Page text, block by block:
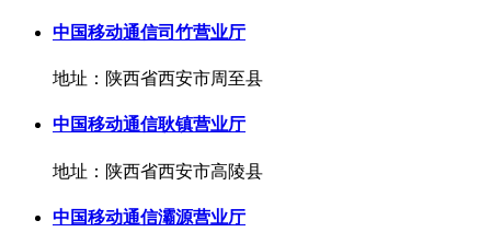
中国移动通信司竹营业厅
地址：陕西省西安市周至县
中国移动通信耿镇营业厅
地址：陕西省西安市高陵县
中国移动通信灞源营业厅